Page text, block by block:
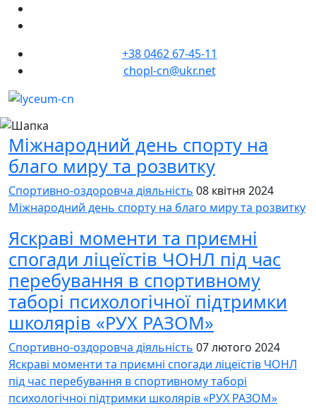
+38 0462 67-45-11
chopl-cn@ukr.net
Міжнародний день спорту на
благо миру та розвитку
Спортивно-оздоровча діяльність 08 квітня 2024
Міжнародний день спорту на благо миру та розвитку
Яскраві моменти та приємні
спогади ліцеїстів ЧОНЛ під час
перебування в спортивному
таборі психологічної підтримки
школярів «РУХ РАЗОМ»
Спортивно-оздоровча діяльність 07 лютого 2024
Яскраві моменти та приємні спогади ліцеїстів ЧОНЛ
під час перебування в спортивному таборі
психологічної підтримки школярів «РУХ РАЗОМ»